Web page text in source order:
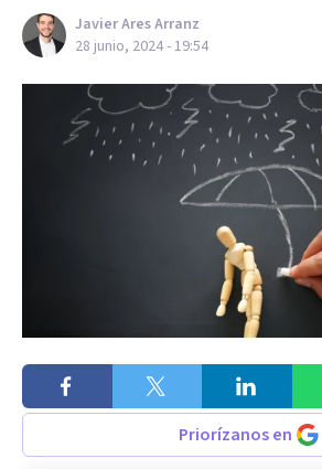
Javier Ares Arranz
28 junio, 2024 - 19:54
Priorízanos en